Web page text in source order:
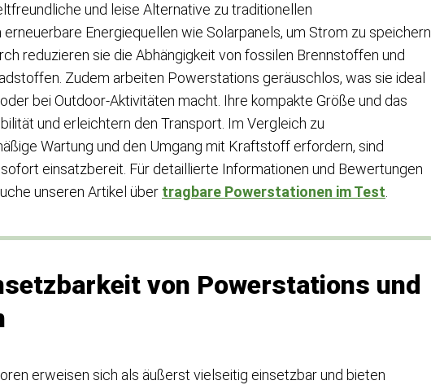
und leise Alternative zu traditionellen
Energiequellen wie Solarpanels, um Strom zu speichern
reduzieren sie die Abhängigkeit von fossilen Brennstoffen und
Zudem arbeiten Powerstations geräuschlos, was sie ideal
bei Outdoor-Aktivitäten macht. Ihre kompakte Größe und das
und erleichtern den Transport. Im Vergleich zu
Wartung und den Umgang mit Kraftstoff erfordern, sind
einsatzbereit. Für detaillierte Informationen und Bewertungen
unseren Artikel über tragbare Powerstationen im Test
von Powerstations und
erweisen sich als äußerst vielseitig einsetzbar und bieten